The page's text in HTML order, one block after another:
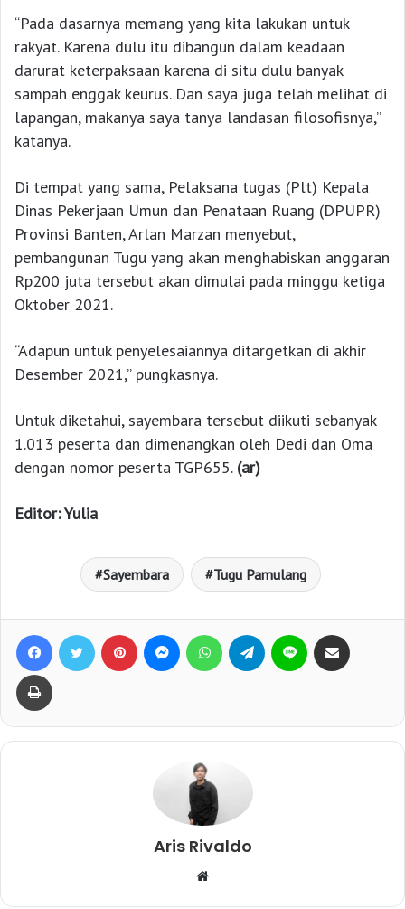
“Pada dasarnya memang yang kita lakukan untuk
rakyat. Karena dulu itu dibangun dalam keadaan
darurat keterpaksaan karena di situ dulu banyak
sampah enggak keurus. Dan saya juga telah melihat di
lapangan, makanya saya tanya landasan filosofisnya,”
katanya.
Di tempat yang sama, Pelaksana tugas (Plt) Kepala
Dinas Pekerjaan Umun dan Penataan Ruang (DPUPR)
Provinsi Banten, Arlan Marzan menyebut,
pembangunan Tugu yang akan menghabiskan anggaran
Rp200 juta tersebut akan dimulai pada minggu ketiga
Oktober 2021.
“Adapun untuk penyelesaiannya ditargetkan di akhir
Desember 2021,” pungkasnya.
Untuk diketahui, sayembara tersebut diikuti sebanyak
1.013 peserta dan dimenangkan oleh Dedi dan Oma
dengan nomor peserta TGP655. (ar)
Editor: Yulia
Sayembara Tugu Pamulang
Aris Rivaldo